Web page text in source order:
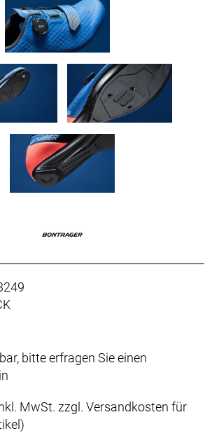
bitte erfragen Sie einen
MwSt. zzgl. Versandkosten für
)